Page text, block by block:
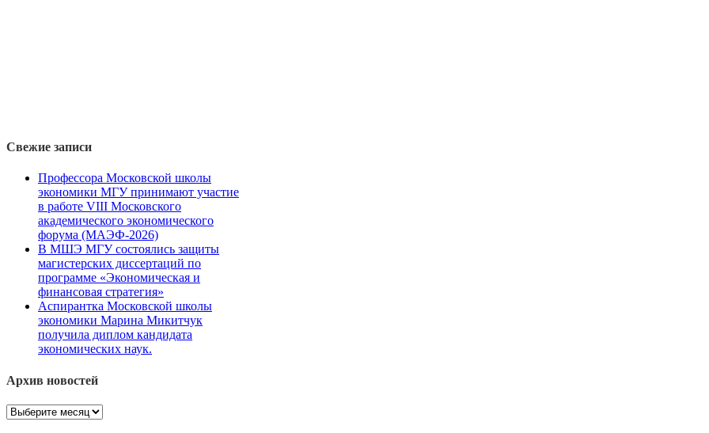
Свежие записи
Профессора Московской школы
экономики МГУ принимают участие
в работе VIII Московского
академического экономического
форума (МАЭФ-2026)
В МШЭ МГУ состоялись защиты
магистерских диссертаций по
программе «Экономическая и
финансовая стратегия»
Аспирантка Московской школы
экономики Марина Микитчук
получила диплом кандидата
экономических наук.
Архив новостей
Архив